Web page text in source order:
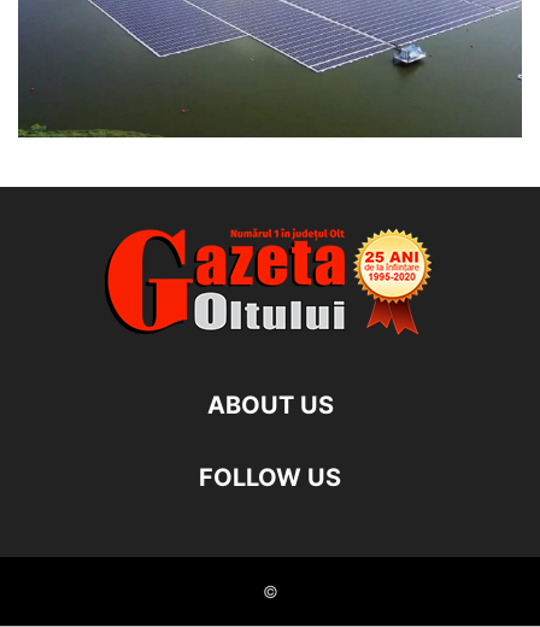
ABOUT US
FOLLOW US
©